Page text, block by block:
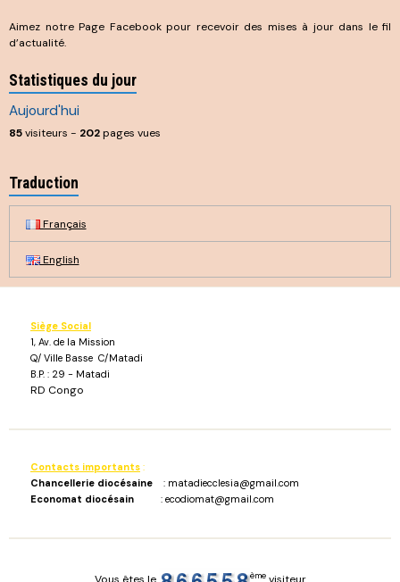
Aimez notre Page Facebook pour recevoir des mises à jour dans le fil
d’actualité.
Statistiques du jour
Aujourd'hui
85visiteurs - 202pages vues
Traduction
Français
English
Siège Social
1, Av. de la Mission
Q/ Ville Basse C/Matadi
B.P. : 29 - Matadi
RD Congo
Contacts importants :
Chancellerie diocésaine : matadiecclesia@gmail.com
Economat diocésain : ecodiomat@gmail.com
ème